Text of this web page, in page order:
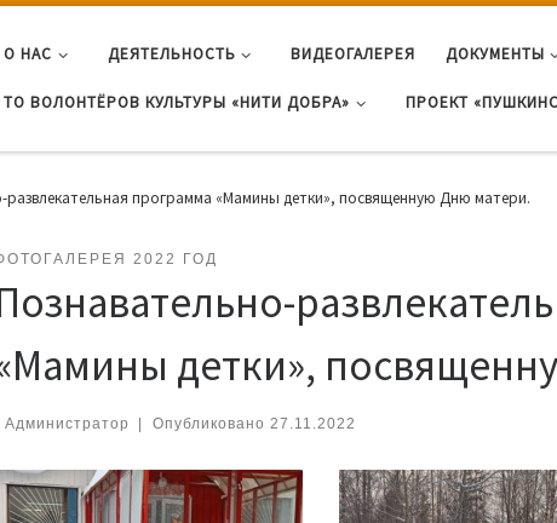
О НАС ДЕЯТЕЛЬНОСТЬ ВИДЕОГАЛЕРЕЯ ДОКУМЕНТЫ
ТО ВОЛОНТЁРОВ КУЛЬТУРЫ «НИТИ ДОБРА» ПРОЕКТ
развлекательная программа «Мамины детки», посвященную Дню матери.
2022 ГОД
детки»,
Администратор Опубликовано 27.11.2022